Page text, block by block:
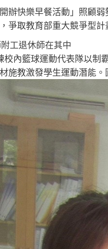
辦快樂早餐活動」照顧
爭取教育部重大競爭型計
內籃球運動代表隊以制
施教激發學生運動潛能